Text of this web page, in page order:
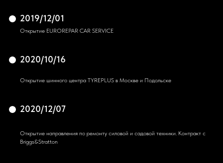
2019/12/01
Открытие EUROREPAR CAR SERVICE
2020/10/16
Открытие шинного центра TYREPLUS в Москве и Подольске
2020/12/07
Открытие направления по ремонту силовой и садовой техники. Контракт с
Briggs&Stratton